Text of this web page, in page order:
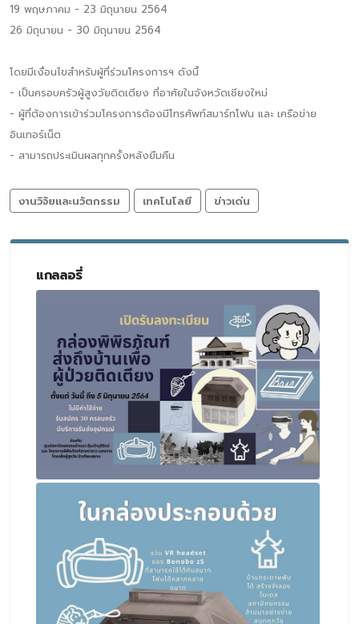
19 พฤษภาคม - 23 มิถุนายน 2564
26 มิถุนายน - 30 มิถุนายน 2564
โดยมีเงื่อนไขสำหรับผู้ที่ร่วมโครงการฯ ดังนี้
- เป็นครอบครัวผู้สูงวัยติดเตียง ที่อาศัยในจังหวัดเชียงใหม่
- ผู้ที่ต้องการเข้าร่วมโครงการต้องมีโทรศัพท์สมาร์ทโฟน และ เครือข่าย
อินเทอร์เน็ต
- สามารถประเมินผลทุกครั้งหลังยืมคืน
งานวิจัยและนวัตกรรม เทคโนโลยี ข่าวเด่น
แกลลอรี่